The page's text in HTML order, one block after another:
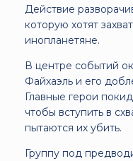
Действие
которую хотят
инопланетяне.
В центре событий
Файхаэль и его
Главные герои
чтобы вступить в
пытаются их убить.
Группу под